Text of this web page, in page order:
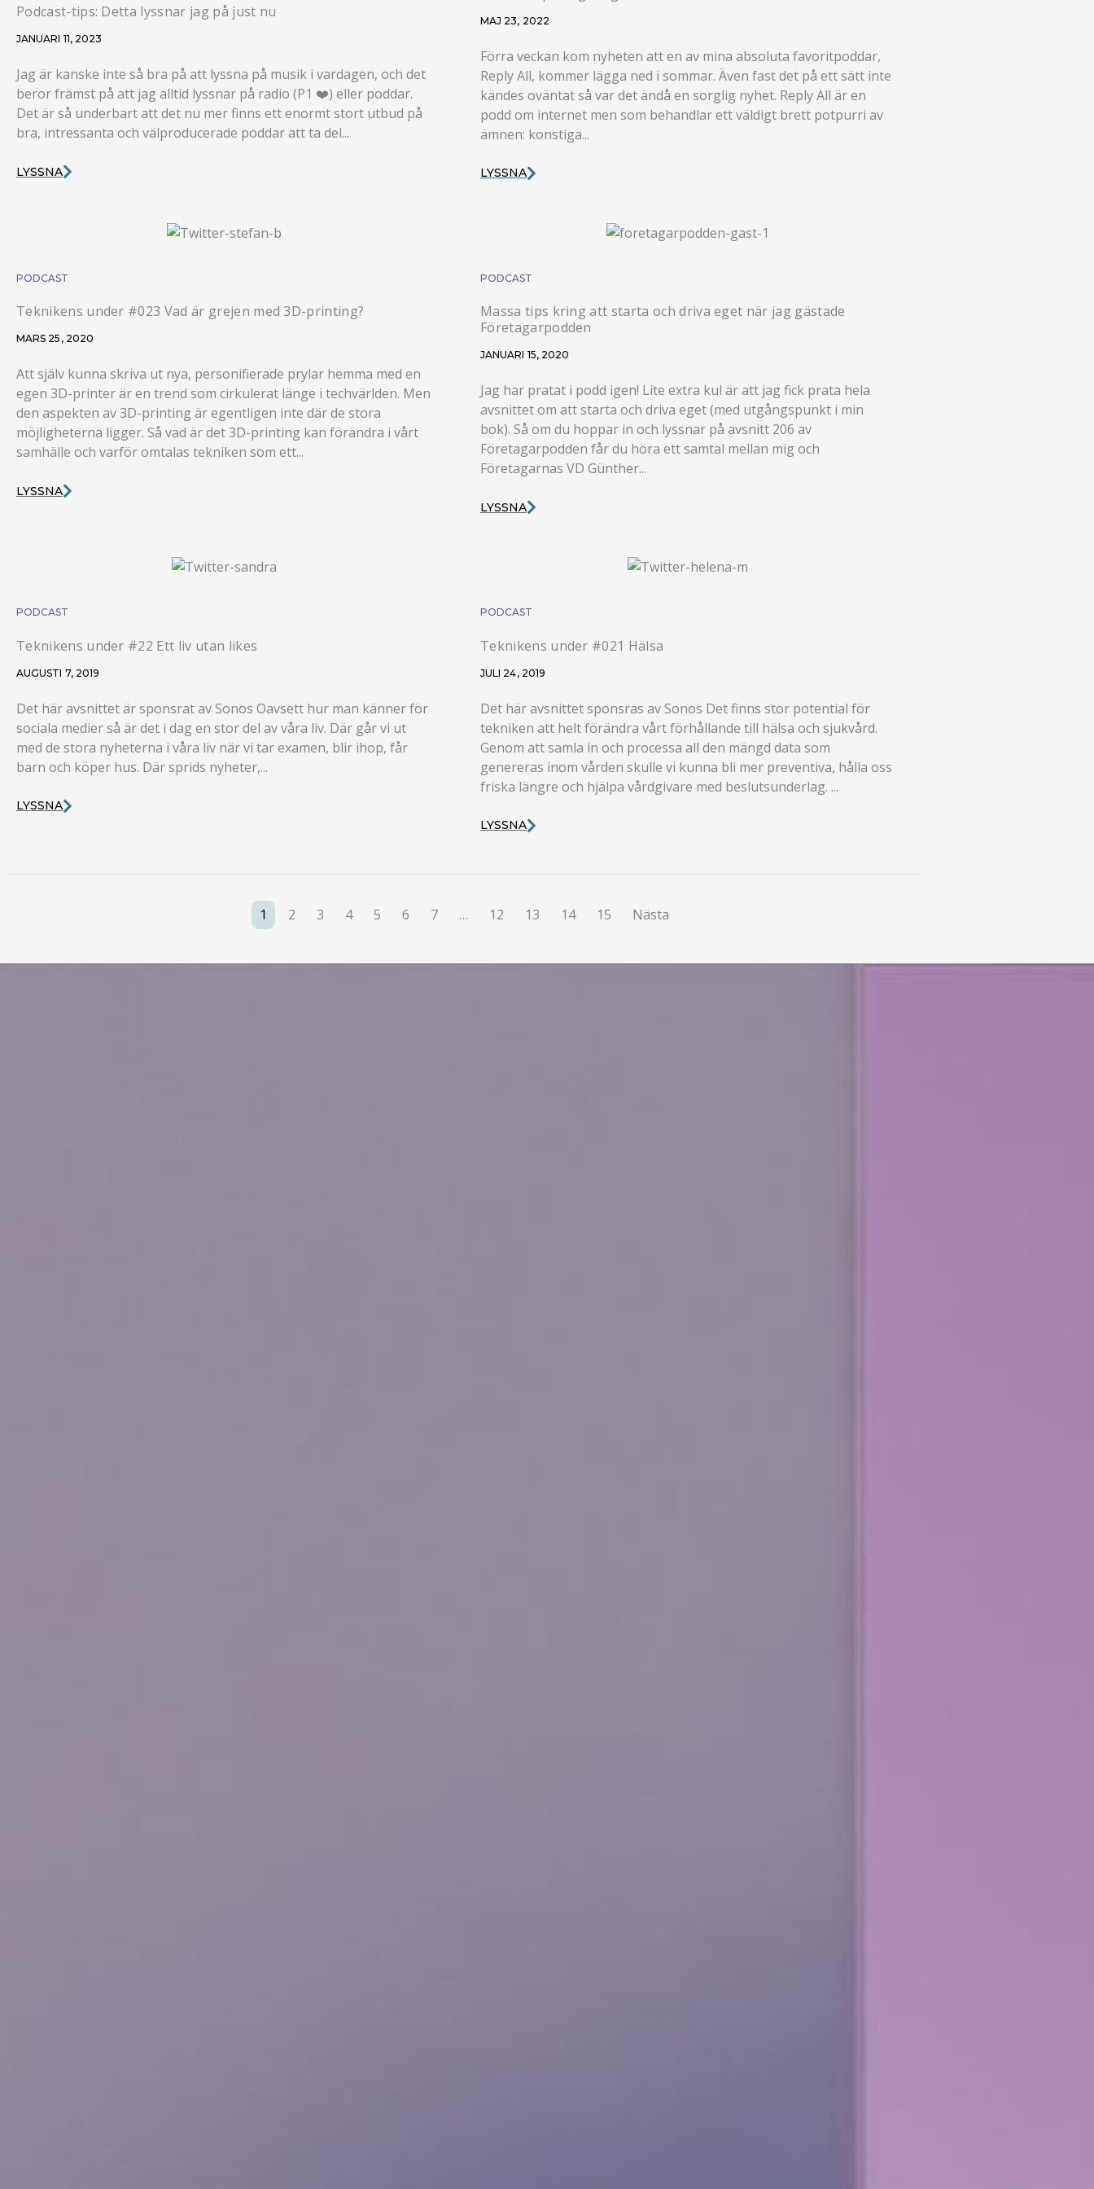
Podcast-tips: Detta lyssnar jag på just nu
JANUARI 11, 2023
Jag är kanske inte så bra på att lyssna på musik i vardagen, och det
beror främst på att jag alltid lyssnar på radio (P1 ❤️) eller poddar.
Det är så underbart att det nu mer finns ett enormt stort utbud på
bra, intressanta och välproducerade poddar att ta del...
LYSSNA
MAJ 23, 2022
Förra veckan kom nyheten att en av mina absoluta favoritpoddar,
Reply All, kommer lägga ned i sommar. Även fast det på ett sätt inte
kändes oväntat så var det ändå en sorglig nyhet. Reply All är en
podd om internet men som behandlar ett väldigt brett potpurri av
ämnen: konstiga...
LYSSNA
PODCAST
Teknikens under #023 Vad är grejen med 3D-printing?
MARS 25, 2020
Att själv kunna skriva ut nya, personifierade prylar hemma med en
egen 3D-printer är en trend som cirkulerat länge i techvärlden. Men
den aspekten av 3D-printing är egentligen inte där de stora
möjligheterna ligger. Så vad är det 3D-printing kan förändra i vårt
samhälle och varför omtalas tekniken som ett...
LYSSNA
PODCAST
Massa tips kring att starta och driva eget när jag gästade
Företagarpodden
JANUARI 15, 2020
Jag har pratat i podd igen! Lite extra kul är att jag fick prata hela
avsnittet om att starta och driva eget (med utgångspunkt i min
bok). Så om du hoppar in och lyssnar på avsnitt 206 av
Företagarpodden får du höra ett samtal mellan mig och
Företagarnas VD Günther...
LYSSNA
PODCAST
Teknikens under #22 Ett liv utan likes
AUGUSTI 7, 2019
Det här avsnittet är sponsrat av Sonos Oavsett hur man känner för
sociala medier så är det i dag en stor del av våra liv. Där går vi ut
med de stora nyheterna i våra liv när vi tar examen, blir ihop, får
barn och köper hus. Där sprids nyheter,...
LYSSNA
PODCAST
Teknikens under #021 Hälsa
JULI 24, 2019
Det här avsnittet sponsras av Sonos Det finns stor potential för
tekniken att helt förändra vårt förhållande till hälsa och sjukvård.
Genom att samla in och processa all den mängd data som
genereras inom vården skulle vi kunna bli mer preventiva, hålla oss
friska längre och hjälpa vårdgivare med beslutsunderlag. ...
LYSSNA
1 2 3 4 5 6 7 … 12 13 14 15 Nästa